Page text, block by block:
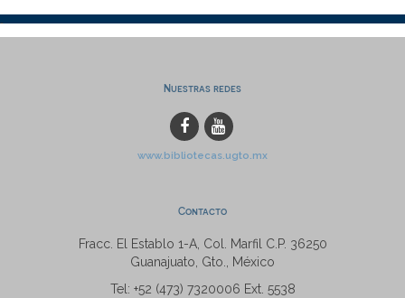
Nuestras redes
www.bibliotecas.ugto.mx
Contacto
Fracc. El Establo 1-A, Col. Marfil C.P. 36250
Guanajuato, Gto., México
Tel: +52 (473) 7320006 Ext. 5538